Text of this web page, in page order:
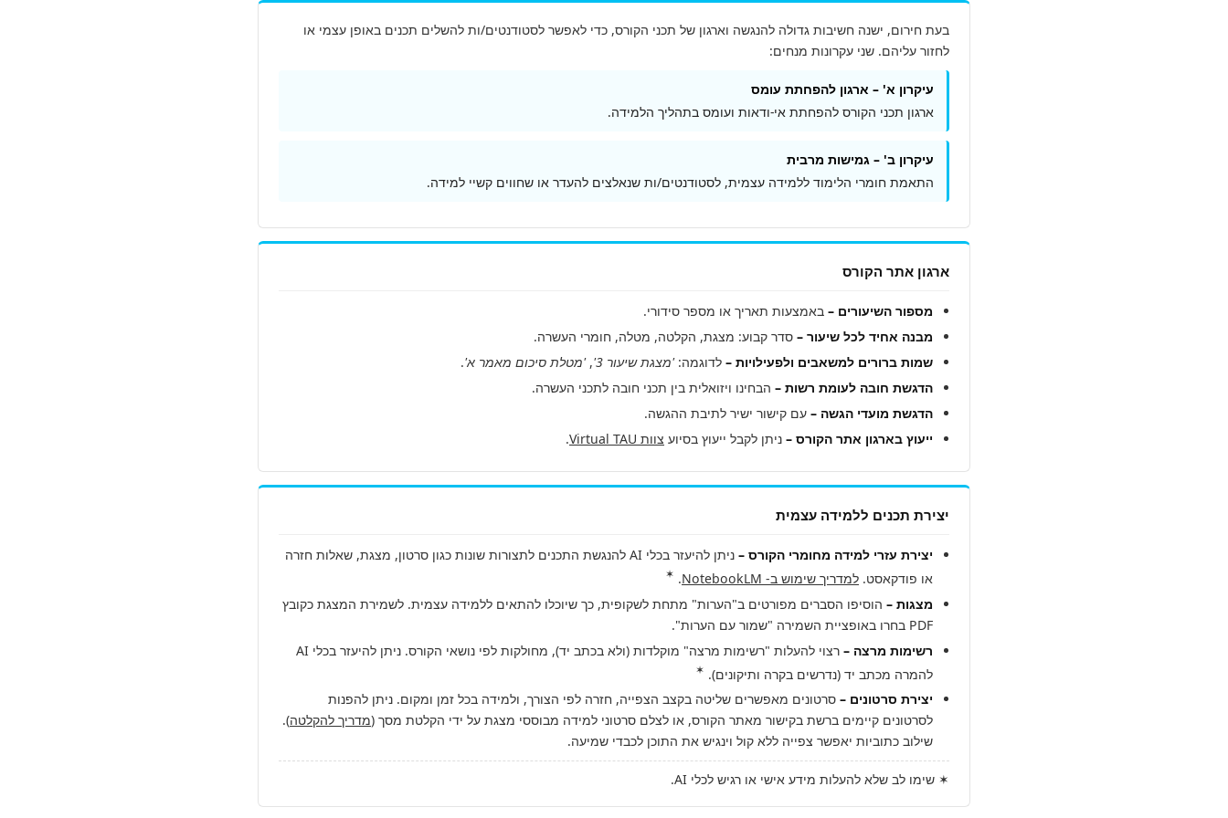
בעת חירום, ישנה חשיבות גדולה להנגשה וארגון של תכני הקורס, כדי לאפשר לסטודנטים/ות להשלים תכנים באופן עצמי או
לחזור עליהם. שני עקרונות מנחים:
עיקרון א' – ארגון להפחתת עומס
ארגון תכני הקורס להפחתת אי-ודאות ועומס בתהליך הלמידה.
עיקרון ב' – גמישות מרבית
התאמת חומרי הלימוד ללמידה עצמית, לסטודנטים/ות שנאלצים להעדר או שחווים קשיי למידה.
ארגון אתר הקורס
מספור השיעורים – באמצעות תאריך או מספר סידורי.
מבנה אחיד לכל שיעור – סדר קבוע: מצגת, הקלטה, מטלה, חומרי העשרה.
שמות ברורים למשאבים ולפעילויות – לדוגמה:'מצגת שיעור 3' ,'מטלת סיכום מאמר א'.
הדגשת חובה לעומת רשות – הבחינו ויזואלית בין תכני חובה לתכני העשרה.
הדגשת מועדי הגשה – עם קישור ישיר לתיבת ההגשה.
ייעוץ בארגון אתר הקורס – ניתן לקבל ייעוץ בסיוע צוות Virtual TAU .
יצירת תכנים ללמידה עצמית
יצירת עזרי למידה מחומרי הקורס –
ניתן להיעזר בכלי AI להנגשת התכנים לתצורות שונות כגון סרטון, מצגת, שאלות חזרה
או פודקאסט. למדריך שימוש ב- NotebookLM .
✶
מצגות – הוסיפו הסברים מפורטים ב"הערות" מתחת לשקופית, כך שיוכלו להתאים ללמידה עצמית. לשמירת המצגת כקובץ
PDF בחרו באופציית השמירה "שמור עם הערות".
רשימות מרצה –
רצוי להעלות "רשימות מרצה" מוקלדות (ולא בכתב יד), מחולקות לפי נושאי הקורס. ניתן להיעזר בכלי AI
להמרה מכתב יד (נדרשים בקרה ותיקונים). ✶
יצירת סרטונים – סרטונים מאפשרים שליטה בקצב הצפייה, חזרה לפי הצורך, ולמידה בכל זמן ומקום. ניתן להפנות
לסרטונים קיימים ברשת בקישור מאתר הקורס, או לצלם סרטוני למידה מבוססי מצגת על ידי הקלטת מסך (מדריך להקלטה).
שילוב כתוביות יאפשר צפייה ללא קול וינגיש את התוכן לכבדי שמיעה.
✶ שימו לב שלא להעלות מידע אישי או רגיש לכלי AI.